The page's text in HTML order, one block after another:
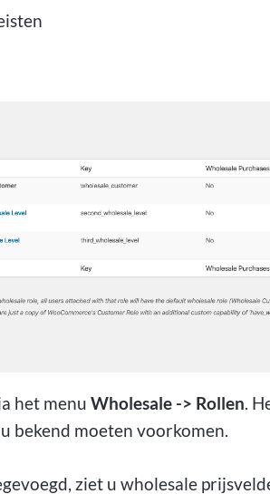
het menuWholesale -> Rollen.
bekend moeten voorkomen.
ziet u wholesale